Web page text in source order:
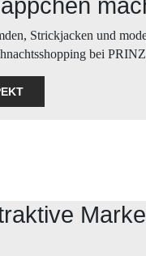
Strickjacken und
bei